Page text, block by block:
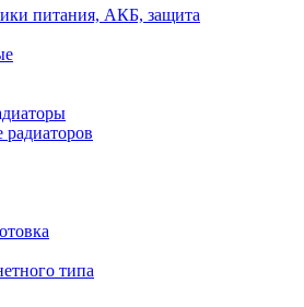
питания, АКБ, защита
типа